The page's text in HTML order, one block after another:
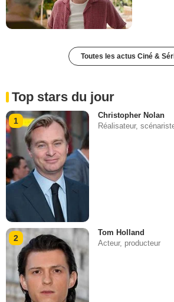
Toutes les actus Ciné &
Top stars du jour
1
Christopher Nolan
Réalisateur,
2
Tom Holland
Acteur, producteur